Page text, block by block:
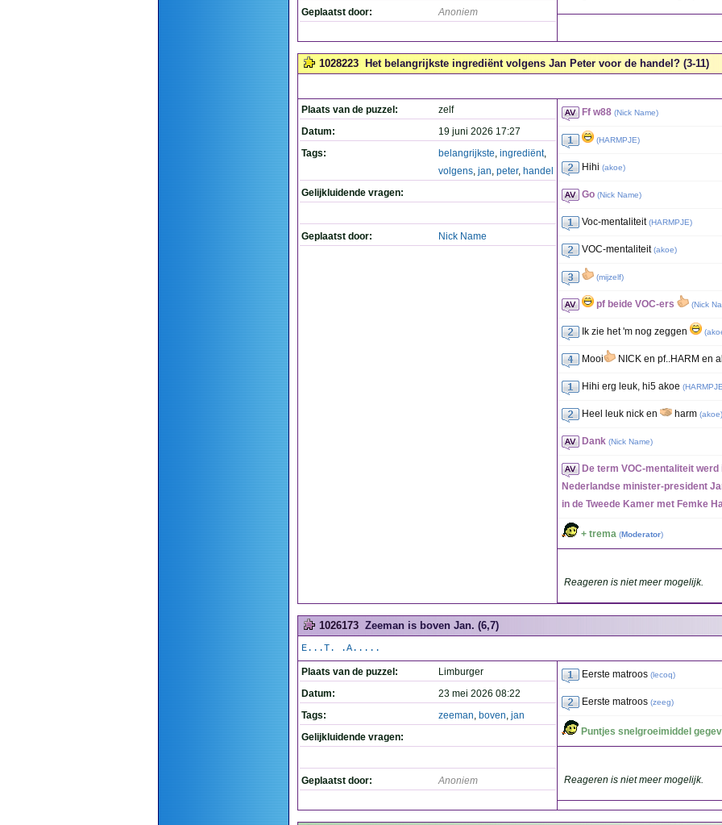
Geplaatst door: Anoniem
1028223 Het belangrijkste ingrediënt volgens Jan Peter voor de handel? (3-11)
Plaats van de puzzel:
zelf
Datum:
19 juni 2026 17:27
Tags:
belangrijkste, ingrediënt,
volgens, jan, peter, handel
Gelijkluidende vragen:
Geplaatst door: Nick Name
Ff w88 (Nick Name)
(HARMPJE)
Hihi (akoe)
Go (Nick Name)
Voc-mentaliteit (HARMPJE)
VOC-mentaliteit (akoe)
(mijzelf)
pf beide VOC-ers (Nick
Ik zie het 'm nog zeggen (
Mooi NICK en pf..HARM en
Hihi erg leuk, hi5 akoe (HARMPJE
Heel leuk nick en harm (akoe)
Dank (Nick Name)
De term VOC-mentaliteit
Nederlandse minister-president
in de Tweede Kamer met Femke
+ trema (Moderator)
Reageren is niet meer mogelijk.
1026173 Zeeman is boven Jan. (6,7)
E...T. .A.....
Plaats van de puzzel:
Limburger
Datum:
23 mei 2026 08:22
Tags:
zeeman, boven, jan
Gelijkluidende vragen:
Geplaatst door: Anoniem
Eerste matroos (lecoq)
Eerste matroos (zeeg)
Puntjes snelgroeimiddel
Reageren is niet meer mogelijk.